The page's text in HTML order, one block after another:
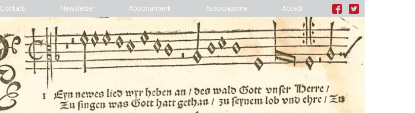
Contatti Newsletter Abbonamenti Associazione Accedi